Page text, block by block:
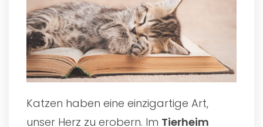
Katzen haben eine einzigartige Art,
unser Herz zu erobern. Im Tierheim